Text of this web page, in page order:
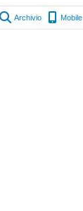
Archivio Mobile